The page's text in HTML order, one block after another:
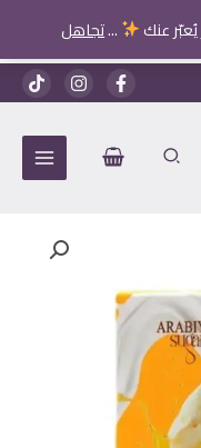
عنك ...تجاهل